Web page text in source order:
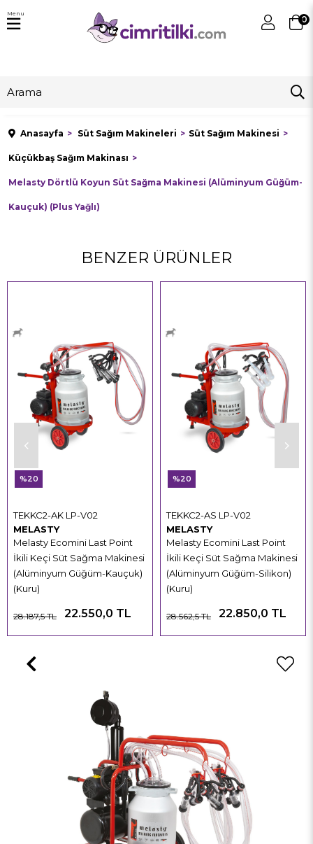
0
Menu
Anasayfa Süt Sağım Makineleri Süt Sağım Makinesi
Küçükbaş Sağım Makinası
Melasty Dörtlü Koyun Süt Sağma Makinesi (Alüminyum Güğüm-
Kauçuk) (Plus Yağlı)
BENZER ÜRÜNLER
MELASTY
Melasty Ecomini Last Point
İkili Keçi Süt Sağma Makinesi
(Alüminyum Güğüm-Kauçuk)
(Kuru)
TEKKC2-AK LP-V02
22.550,0 TL
28.187,5 TL
%20
MELASTY
Melasty Ecomini Last Point
İkili Keçi Süt Sağma Makinesi
(Alüminyum Güğüm-Silikon)
(Kuru)
TEKKC2-AS LP-V02
22.850,0 TL
28.562,5 TL
%20